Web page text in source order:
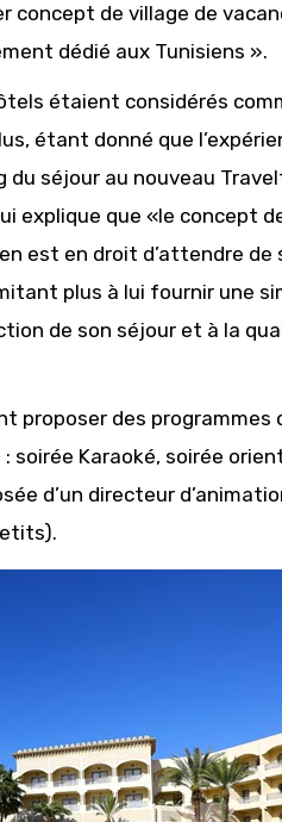
concept de village de
dédié aux Tunisiens ».
étaient considérés
étant donné que
séjour au nouveau
explique que «le concept
est en droit d’attendre de
plus à lui fournir une
de son séjour et à la
proposer des programmes
Karaoké, soirée
d’un directeur